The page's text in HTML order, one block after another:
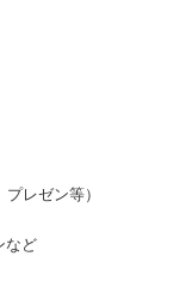
レゼン等）
など